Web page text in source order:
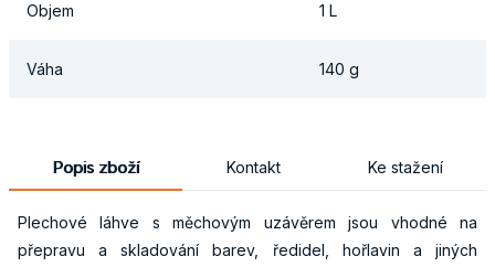
Objem 1 L
Váha 140 g
Popis zboží Kontakt Ke stažení
Plechové láhve s měchovým uzávěrem jsou vhodné na
přepravu a skladování barev, ředidel, hořlavin a jiných